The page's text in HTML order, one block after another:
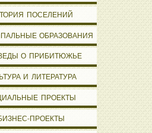
ПОСЕЛЕНИЙ
ОБРАЗОВАНИЯ
О ПРИБИТЮЖЬЕ
И ЛИТЕРАТУРА
ПРОЕКТЫ
ПРОЕКТЫ